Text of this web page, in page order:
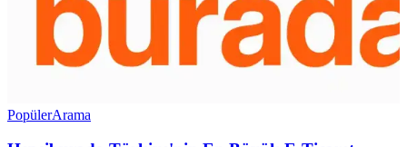
PopülerArama